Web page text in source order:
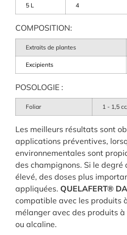
5 L 4
COMPOSITION:
Extraits de plantes
Excipients
POSOLOGIE :
Foliar 1 - 1,5
Les meilleurs résultats sont
applications préventives,
environnementales sont
des champignons. Si le degré
élevé, des doses plus
appliquées. QUELAFERT®
compatible avec les produits
mélanger avec des produits
ou alcaline.